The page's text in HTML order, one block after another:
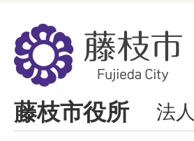
藤
枝
市
Fujieda
City
藤枝市役所 法